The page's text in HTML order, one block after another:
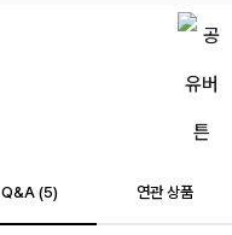
Q&A (5) 연관 상품